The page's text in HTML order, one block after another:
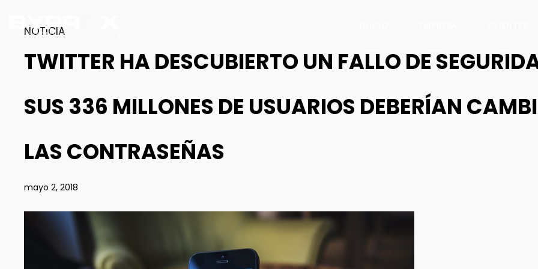
NOTICIA
TWITTER HA DESCUBIERTO UN FALLO DE
SUS 336 MILLONES DE USUARIOS DEBERÍAN
LAS CONTRASEÑAS
mayo 2, 2018